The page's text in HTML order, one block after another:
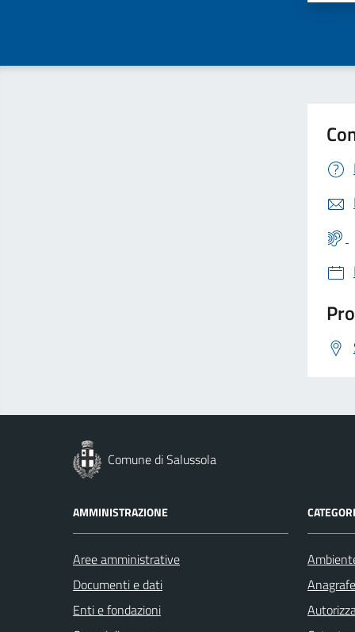
Comune di Salussola
AMMINISTRAZIONE
Aree amministrative
Documenti e dati
Enti e fondazioni